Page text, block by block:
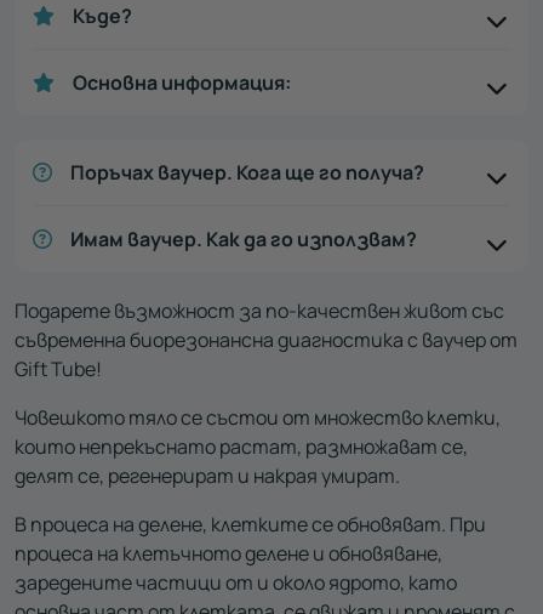
Къде?
Основна информация:
Поръчах ваучер. Кога ще го получа?
Имам ваучер. Как да го използвам?
Подарете възможност за по-качествен живот със
съвременна биорезонансна диагностика с ваучер от
Gift Tube!
Човешкото тяло се състои от множество клетки,
които непрекъснато растат, размножават се,
делят се, регенерират и накрая умират.
В процеса на делене, клетките се обновяват. При
процеса на клетъчното делене и обновяване,
заредените частици от и около ядрото, като